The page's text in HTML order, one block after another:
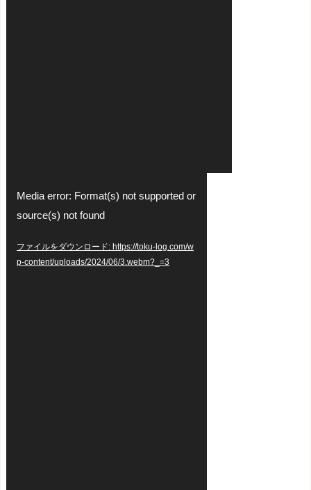
レ
Media error: Format(s) not supported or
source(s) not found
ファイルをダウンロード: https://toku-log.com/w
p-content/uploads/2024/06/3.webm?_=3